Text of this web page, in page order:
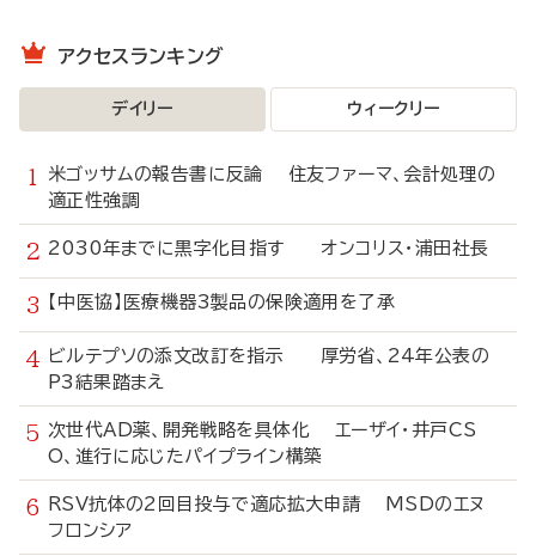
アクセスランキング
デイリー ウィークリー
米ゴッサムの報告書に反論 住友ファーマ、会計処理の
適正性強調
2030年までに黒字化目指す オンコリス・浦田社長
【中医協】医療機器3製品の保険適用を了承
ビルテプソの添文改訂を指示 厚労省、24年公表の
P3結果踏まえ
次世代AD薬、開発戦略を具体化 エーザイ・井戸CS
O、進行に応じたパイプライン構築
RSV抗体の2回目投与で適応拡大申請 MSDのエヌ
フロンシア